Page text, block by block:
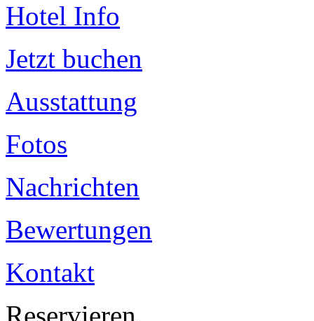
Hotel Info
Jetzt buchen
Ausstattung
Fotos
Nachrichten
Bewertungen
Kontakt